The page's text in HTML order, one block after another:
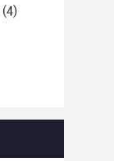
(4)